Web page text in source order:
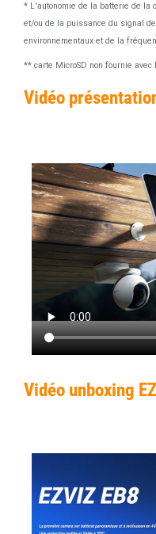
* L'autonomie de la batterie de la
et/ou de la puissance du signal
environnementaux et de la
** carte MicroSD non fournie avec
Vidéo
Vidéo unboxing